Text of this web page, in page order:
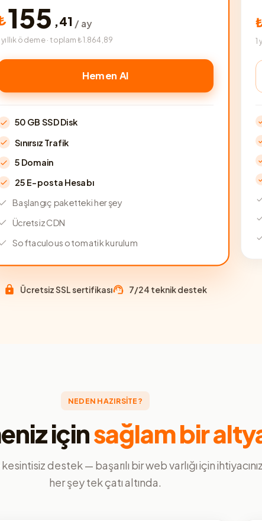
155 ,41 / ay
yıllık ödeme · toplam ₺1.864,89
Hemen Al
50 GB SSD Disk
Sınırsız Trafik
5 Domain
25 E-posta Hesabı
Başlangıç paketteki her şey
Ücretsiz CDN
Softaculous otomatik kurulum
1
Ücretsiz SSL sertifikası 7/24 teknik destek
NEDEN HAZIRSİTE?
içinsağlam bir
destek — başarılı bir web varlığı için
her şey tek çatı altında.